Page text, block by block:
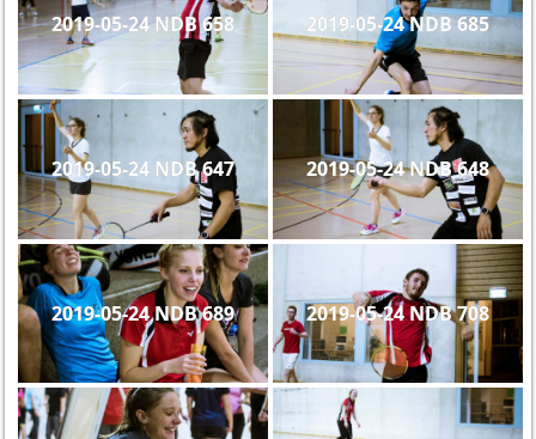
2019-05-24 NDB 658 2019-05-24 NDB 685
2019-05-24 NDB 647 2019-05-24 NDB 648
2019-05-24 NDB 689 2019-05-24 NDB 708